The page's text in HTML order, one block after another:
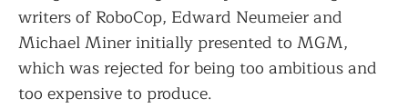
writers of RoboCop, Edward Neumeier and
Michael Miner initially presented to MGM,
which was rejected for being too ambitious and
too expensive to produce.